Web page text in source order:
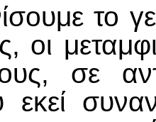
το
οι
σε
εκεί